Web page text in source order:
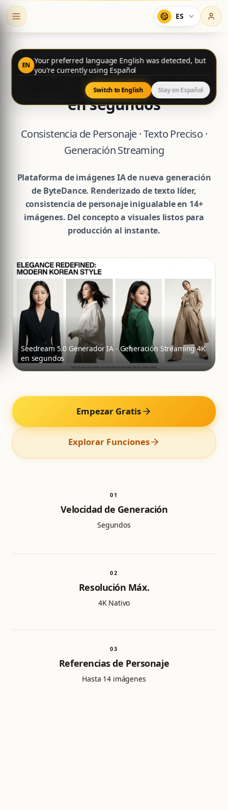
ES
EN Your preferred language English was detected, but
you're currently using Español
Switch to English Stay on Español
Seedream 5.0 Generador IA
- Generación Streaming 4K
en segundos
Consistencia de Personaje · Texto Preciso ·
Generación Streaming
Plataforma de imágenes IA de nueva generación
de ByteDance. Renderizado de texto líder,
consistencia de personaje inigualable en 14+
imágenes. Del concepto a visuales listos para
producción al instante.
Seedream 5.0 Generador IA - Generación Streaming 4K
en segundos
Empezar Gratis
Explorar Funciones
01
Velocidad de Generación
Segundos
02
Resolución Máx.
4K Nativo
03
Referencias de Personaje
Hasta 14 imágenes